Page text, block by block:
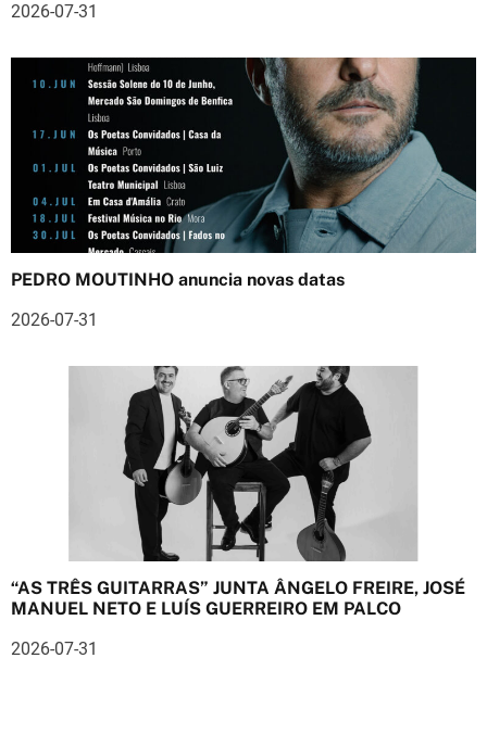
e
a
o
s
2026-07-31
PEDRO MOUTINHO anuncia novas datas
2026-07-31
“AS TRÊS GUITARRAS” JUNTA ÂNGELO FREIRE, JOSÉ
MANUEL NETO E LUÍS GUERREIRO EM PALCO
2026-07-31